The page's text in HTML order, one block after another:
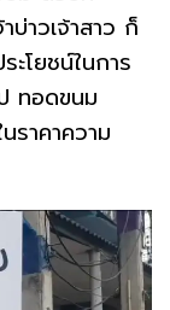
บ่าวเจ้าสาว ก็
ะโยชน์ในการ
ทอดขนม
ราคาความ